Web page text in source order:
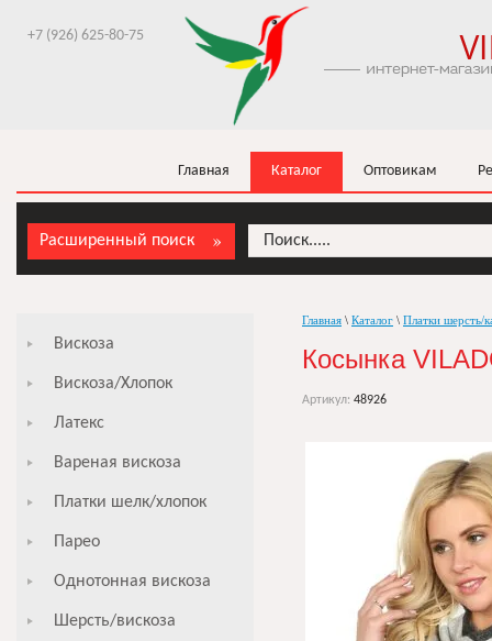
+7 (926) 625-80-75
Главная Каталог Оптовикам
Расширенный поиск
Вискоза
Вискоза/Хлопок
Латекс
Вареная вискоза
Платки шелк/хлопок
Парео
Однотонная вискоза
Шерсть/вискоза
Главная \ Каталог \ Платки шерсть/
Косынка
Артикул: 48926